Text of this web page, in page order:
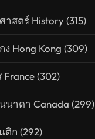
าสตร์ History(315)
Hong Kong (309)
France(302)
นาดา Canada (299)
ติก (292)